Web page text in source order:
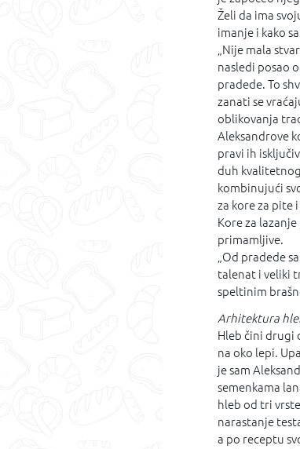
Želi da ima
imanje i kako
„Nije mala
nasledi posao
pradede. To
zanati se
oblikovanja
Aleksandrove
pravi ih
duh
kombinujući
za kore za pite
Kore za
primamljive.
„Od pradede
talenat i veliki
speltinim
Arhitektura
Hleb čini drugi
na oko lepi.
je sam
semenkama
hleb od tri
narastanje
a po receptu